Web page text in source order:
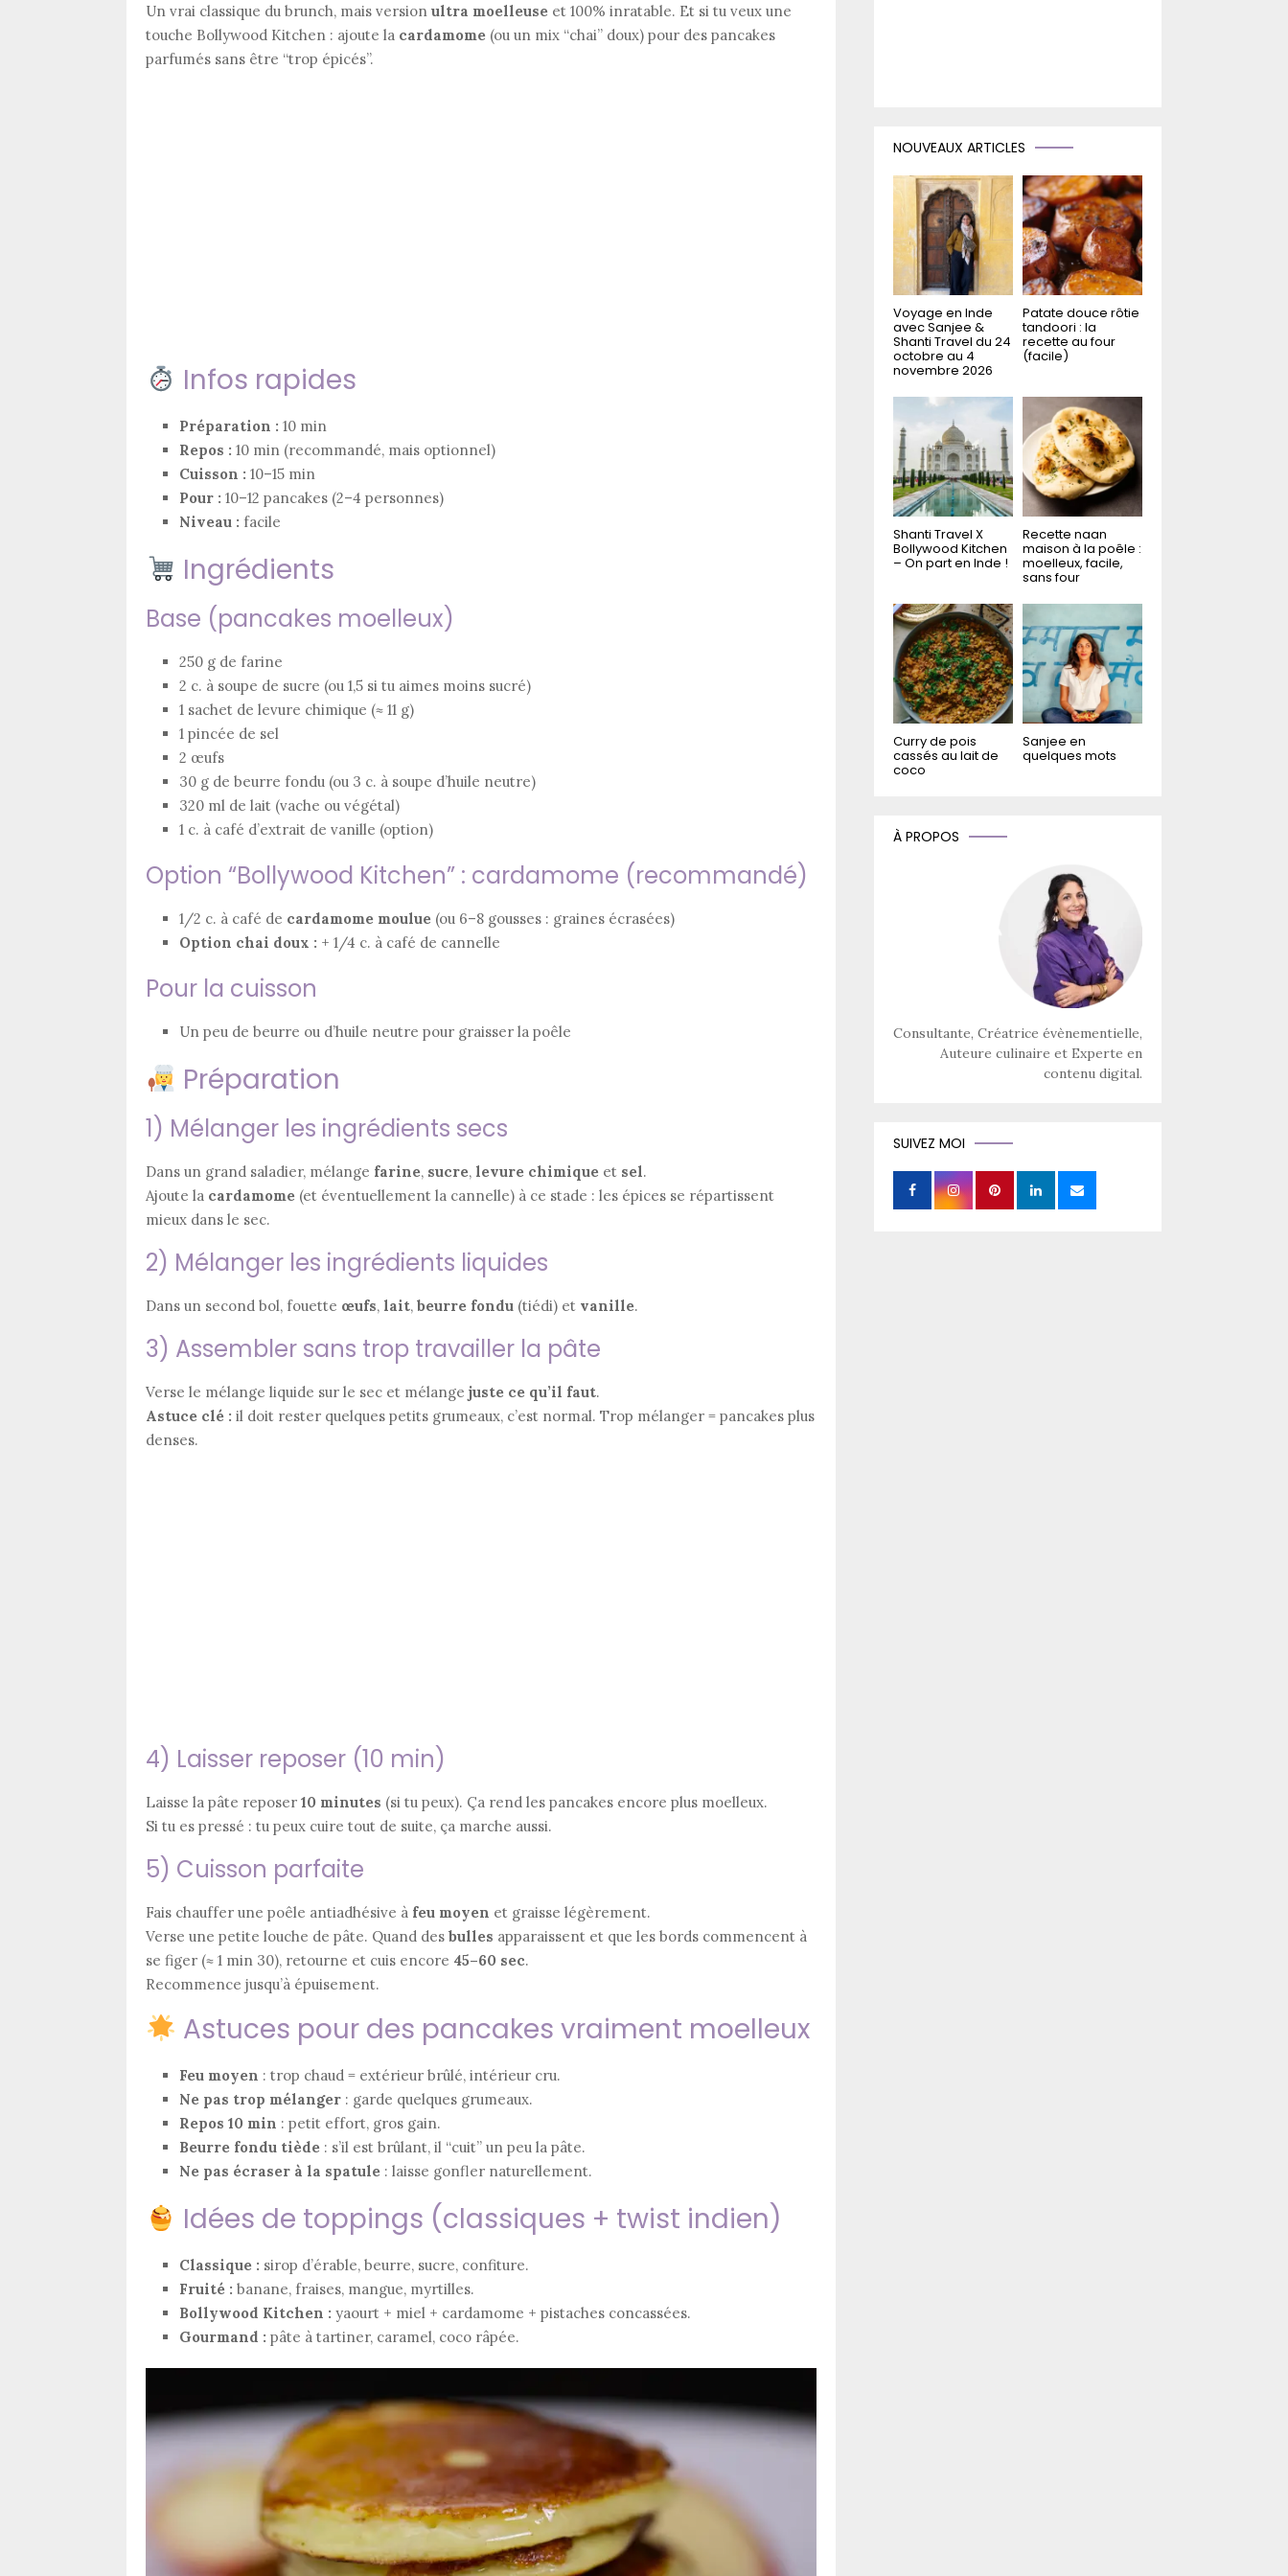
Un vrai classique du brunch, mais version ultra moelleuse et 100% inratable. Et si tu veux une
touche Bollywood Kitchen : ajoute la cardamome (ou un mix “chai” doux) pour des pancakes
parfumés sans être “trop épicés”.
Infos rapides
Préparation : 10 min
Repos : 10 min (recommandé, mais optionnel)
Cuisson : 10–15 min
Pour : 10–12 pancakes (2–4 personnes)
Niveau : facile
Ingrédients
Base (pancakes moelleux)
250 g de farine
2 c. à soupe de sucre (ou 1,5 si tu aimes moins sucré)
1 sachet de levure chimique (≈ 11 g)
1 pincée de sel
2 œufs
30 g de beurre fondu (ou 3 c. à soupe d’huile neutre)
320 ml de lait (vache ou végétal)
1 c. à café d’extrait de vanille (option)
Option “Bollywood Kitchen” : cardamome (recommandé)
1/2 c. à café de cardamome moulue (ou 6–8 gousses : graines écrasées)
Option chai doux : + 1/4 c. à café de cannelle
Pour la cuisson
Un peu de beurre ou d’huile neutre pour graisser la poêle
Préparation
1) Mélanger les ingrédients secs
Dans un grand saladier, mélange farine, sucre, levure chimique et sel.
Ajoute la cardamome (et éventuellement la cannelle) à ce stade : les épices se répartissent
mieux dans le sec.
2) Mélanger les ingrédients liquides
Dans un second bol, fouette œufs, lait, beurre fondu (tiédi) et vanille.
3) Assembler sans trop travailler la pâte
Verse le mélange liquide sur le sec et mélange juste ce qu’il faut.
Astuce clé : il doit rester quelques petits grumeaux, c’est normal. Trop mélanger = pancakes plus
denses.
4) Laisser reposer (10 min)
Laisse la pâte reposer 10 minutes (si tu peux). Ça rend les pancakes encore plus moelleux.
Si tu es pressé : tu peux cuire tout de suite, ça marche aussi.
5) Cuisson parfaite
Fais chauffer une poêle antiadhésive à feu moyen et graisse légèrement.
Verse une petite louche de pâte. Quand des bulles apparaissent et que les bords commencent à
se figer (≈ 1 min 30), retourne et cuis encore 45–60 sec.
Recommence jusqu’à épuisement.
Astuces pour des pancakes vraiment moelleux
Feu moyen : trop chaud = extérieur brûlé, intérieur cru.
Ne pas trop mélanger : garde quelques grumeaux.
Repos 10 min : petit effort, gros gain.
Beurre fondu tiède : s’il est brûlant, il “cuit” un peu la pâte.
Ne pas écraser à la spatule : laisse gonfler naturellement.
Idées de toppings (classiques + twist indien)
Classique : sirop d’érable, beurre, sucre, confiture.
Fruité : banane, fraises, mangue, myrtilles.
Bollywood Kitchen : yaourt + miel + cardamome + pistaches concassées.
Gourmand : pâte à tartiner, caramel, coco râpée.
NOUVEAUX ARTICLES
Voyage en Inde
avec Sanjee &
Shanti Travel du 24
octobre au 4
novembre 2026
Patate douce rôtie
tandoori : la
recette au four
(facile)
Shanti Travel X
Bollywood Kitchen
– On part en Inde !
Recette naan
maison à la poêle :
moelleux, facile,
sans four
Curry de pois
cassés au lait de
coco
Sanjee en
quelques mots
À PROPOS
Consultante, Créatrice évènementielle,
Auteure culinaire et Experte en
contenu digital.
SUIVEZ MOI